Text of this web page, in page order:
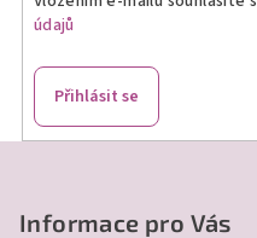
údajů
Přihlásit se
Informace pro Vás